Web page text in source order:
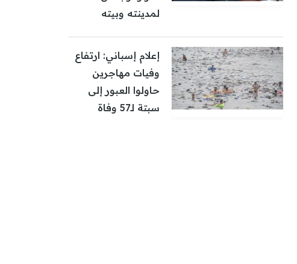
لمدينته وبيته
إعلام إسباني: ارتفاع
وفيات مهاجرين
حاولوا العبور إلى
سبتة لـ57 وفاة